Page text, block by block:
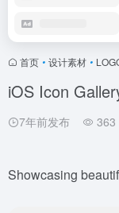
首页 • 设计素材 •
iOS Icon
7年前发布 363
Showcasing